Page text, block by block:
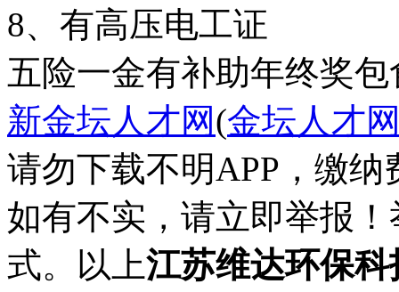
五险一金有补助年终奖包
新金坛人才网(金坛人才
请勿下载不明APP，缴
如有不实，请立即举报
式。以上江苏维达环保